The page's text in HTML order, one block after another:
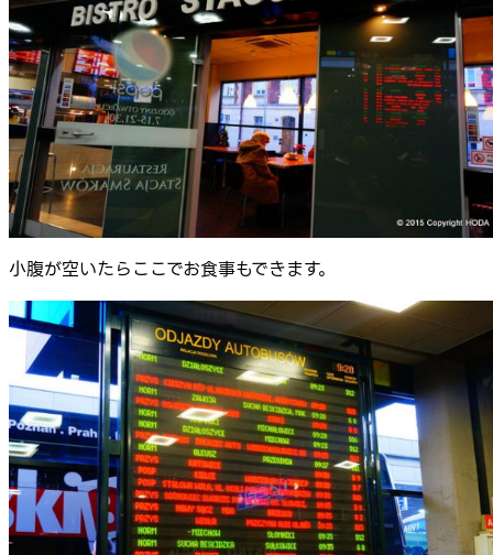
小腹が空いたらここでお食事もできます。